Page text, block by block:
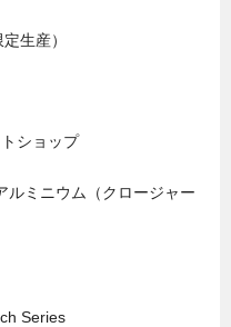
生産）
ショップ
ルミニウム（クロージャー
Series